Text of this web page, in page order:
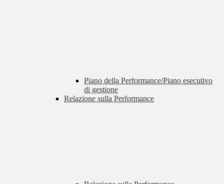
Piano della Performance/Piano esecutivo
di gestione
Relazione sulla Performance